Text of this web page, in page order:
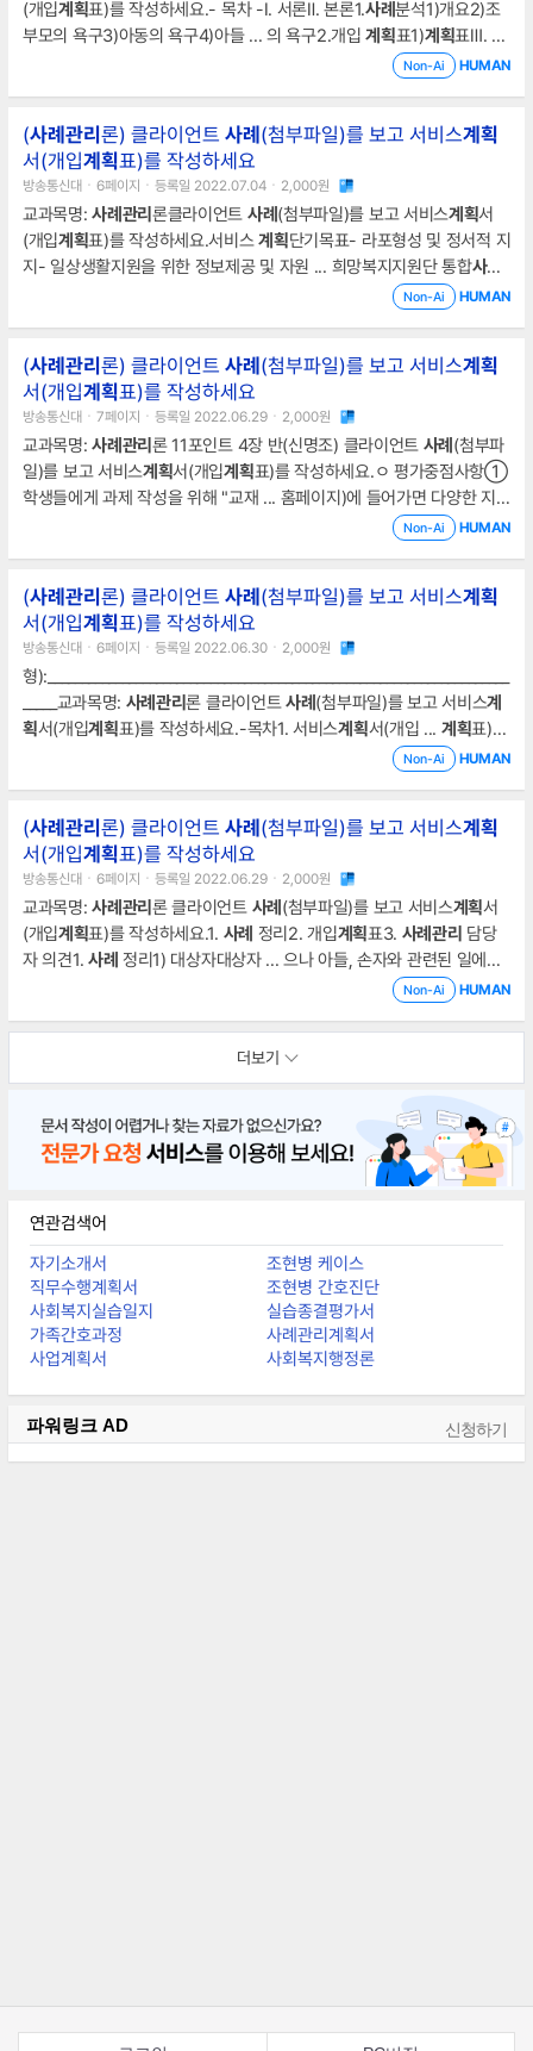
(개입계획표)를 작성하세요.- 목차 -Ⅰ. 서론Ⅱ. 본론1.사례분석1)개요2)조
부모의 욕구3)아동의 욕구4)아들 ... 의 욕구2.개입계획표1)계획표Ⅲ. 결
론1.배운 점 및 느낀 점Ⅳ. 참고문헌Ⅰ. 서론사회에 있어서 가장 기본이 되
을 책임지는 소년소녀가장이 조부모가 동거하는 경우도 역시 매우 많을
것이라고 추정한다.Ⅱ. 본론1.사례분석1
Non-Ai HUMAN
(사례 관리 론) 클라이언트 사례 (첨부파일)를 보고 서비스계획
서(개입계획표)를 작성하세요
방송통신대ㆍ6페이지ㆍ등록일 2022.07.04ㆍ2,000원
교과목명:사례 관리 론클라이언트 사례 (첨부파일)를 보고 서비스계획서
(개입계획표)를 작성하세요.서비스계획단기목표- 라포형성 및 정서적 지
지- 일상생활지원을 위한 정보제공 및 자원 ... 희망복지지원단 통합사례
자가 광주시 건강가정지원센터에 관련된 서류를 준비하여 신청하였
를 어떻게 개입할지 구체적으로계획과 방법을 실시하는 것이 중요하다.
뛰어난 상담자는 내담자와 대화 과정을 능숙하게 조절하고 적절한 시기
Non-Ai HUMAN
(사례 관리 론) 클라이언트 사례 (첨부파일)를 보고 서비스계획
서(개입계획표)를 작성하세요
방송통신대ㆍ7페이지ㆍ등록일 2022.06.29ㆍ2,000원
교과목명:사례 관리 론 11포인트 4장 반(신명조) 클라이언트 사례 (첨부파
일)를 보고 서비스계획서(개입계획표)를 작성하세요.ㅇ 평가중점사항①
학생들에게 과제 작성을 위해 "교재 ... 홈페이지)에 들어가면 다양한 지역
자원을 검색할 수 있고, 그 자원을 활용하고 상상력을 발휘하여 서비스계
론에서는 이와 관련하여사례관리에 대한 개념을 이해하면서 이에 대해서
사례관리서비스계획 서를 작성할 수 있도록 한다
Non-Ai HUMAN
(사례 관리 론) 클라이언트 사례 (첨부파일)를 보고 서비스계획
서(개입계획표)를 작성하세요
방송통신대ㆍ6페이지ㆍ등록일 2022.06.30ㆍ2,000원
형):____________________________________________________________________
_____교과목명: 사례관리론 클라이언트사례 (첨부파일)를 보고 서비스계
획서(개입계획표)를 작성하세요.-목차1. 서비스계획서(개입 ... 계획표)
표) 작성단기목표1) 클라이언
Non-Ai HUMAN
(사례 관리 론) 클라이언트 사례 (첨부파일)를 보고 서비스계획
서(개입계획표)를 작성하세요
방송통신대ㆍ6페이지ㆍ등록일 2022.06.29ㆍ2,000원
교과목명:사례 관리 론 클라이언트 사례 (첨부파일)를 보고 서비스계획서
(개입계획표)를 작성하세요.1. 사례 정리2. 개입계획표3. 사례관리 담당
자 의견1. 사례 정리1) 대상자대상자 ... 으나 아들, 손자와 관련된 일에만
관심을 가지고 가끔 반찬을 만들어줄 뿐이다. 손자는 엄마와 가끔 만나고
목표세부
Non-Ai HUMAN
더보기
연관검색어
자기소개서
조현병 케이스
직무수행계획서
조현병 간호진단
사회복지실습일지
실습종결평가서
가족간호과정
사례관리계획서
사업계획서
사회복지행정론
파워링크 AD 신청하기